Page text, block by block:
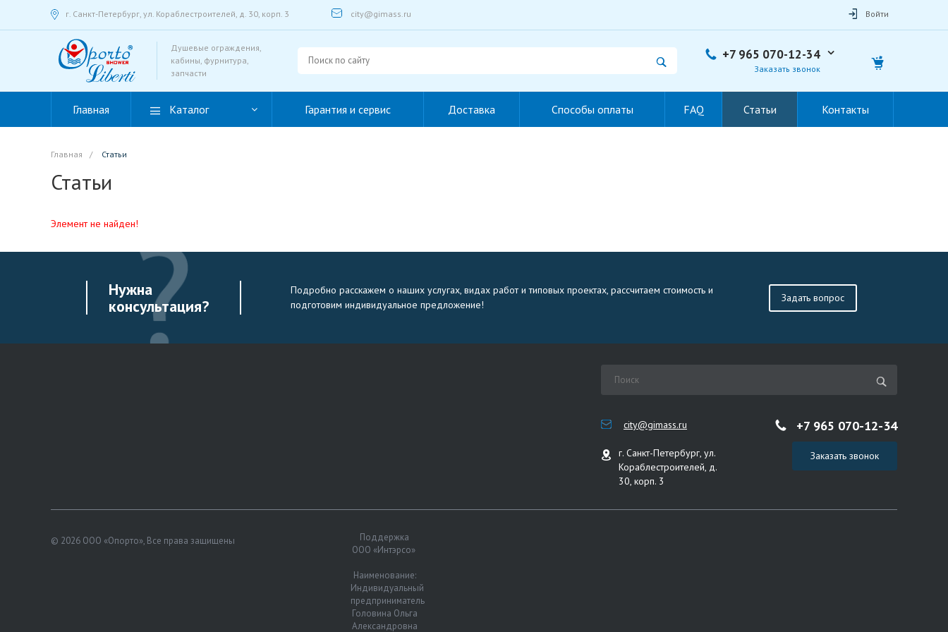
г. Санкт-Петербург, ул. Кораблестроителей, д. 30, корп. 3 city@gimass.ru Войти
Душевые ограждения,
кабины, фурнитура,
запчасти
+7 965 070-12-34
Заказать звонок
Главная Каталог Гарантия и сервис Доставка Способы оплаты FAQ Статьи Контакты
Главная / Статьи
Статьи
Элемент не найден!
Нужна
консультация?
Подробно расскажем о наших услугах, видах работ и типовых проектах, рассчитаем стоимость и
подготовим индивидуальное предложение!
Задать вопрос
city@gimass.ru
г. Санкт-Петербург, ул.
Кораблестроителей, д.
30, корп. 3
+7 965 070-12-34
Заказать звонок
© 2026 ООО «Опорто», Все права защищены
Поддержка
ООО «Интэрсо»
Наименование:
Индивидуальный
предприниматель
Головина Ольга
Александровна